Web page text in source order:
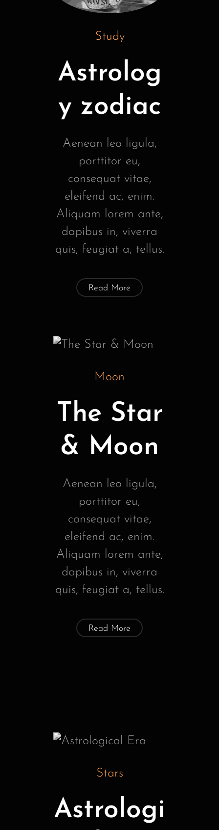
Study
Astrolog
y zodiac
Aenean leo ligula,
porttitor eu,
consequat vitae,
eleifend ac, enim.
Aliquam lorem ante,
dapibus in, viverra
quis, feugiat a, tellus.
Read More
Moon
The Star
& Moon
Aenean leo ligula,
porttitor eu,
consequat vitae,
eleifend ac, enim.
Aliquam lorem ante,
dapibus in, viverra
quis, feugiat a, tellus.
Read More
Stars
Astrologi